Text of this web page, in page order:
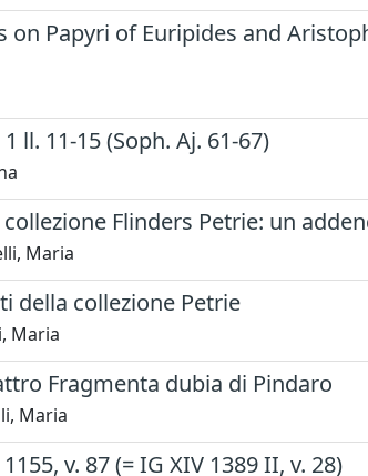
Papyri of Euripides and
ll. 11-15 (Soph. Aj. 61-67)
Flinders Petrie: un
Maria
della collezione Petrie
Maria
Fragmenta dubia di Pindaro
Maria
v. 87 (= IG XIV 1389 II, v. 28)